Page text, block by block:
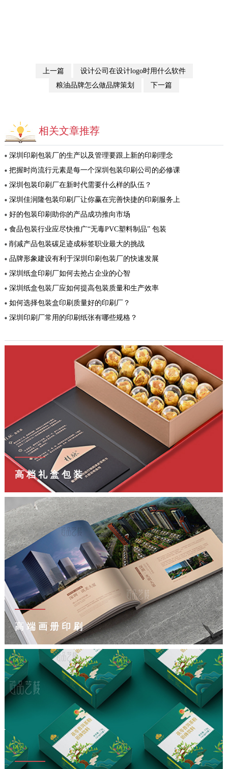
上一篇
设计公司在设计logo时用什么软件
粮油品牌怎么做品牌策划
下一篇
相关文章推荐
深圳印刷包装厂的生产以及管理要跟上新的印刷理念
把握时尚流行元素是每一个深圳包装印刷公司的必修课
深圳包装印刷厂在新时代需要什么样的队伍？
深圳佳润隆包装印刷厂让你赢在完善快捷的印刷服务上
好的包装印刷助你的产品成功推向市场
食品包装行业应尽快推广“无毒PVC塑料制品” 包装
削减产品包装碳足迹成标签职业最大的挑战
品牌形象建设有利于深圳印刷包装厂的快速发展
深圳纸盒印刷厂如何去抢占企业的心智
深圳纸盒包装厂应如何提高包装质量和生产效率
如何选择包装盒印刷质量好的印刷厂？
深圳印刷厂常用的印刷纸张有哪些规格？
高档礼盒包装
高端画册印刷